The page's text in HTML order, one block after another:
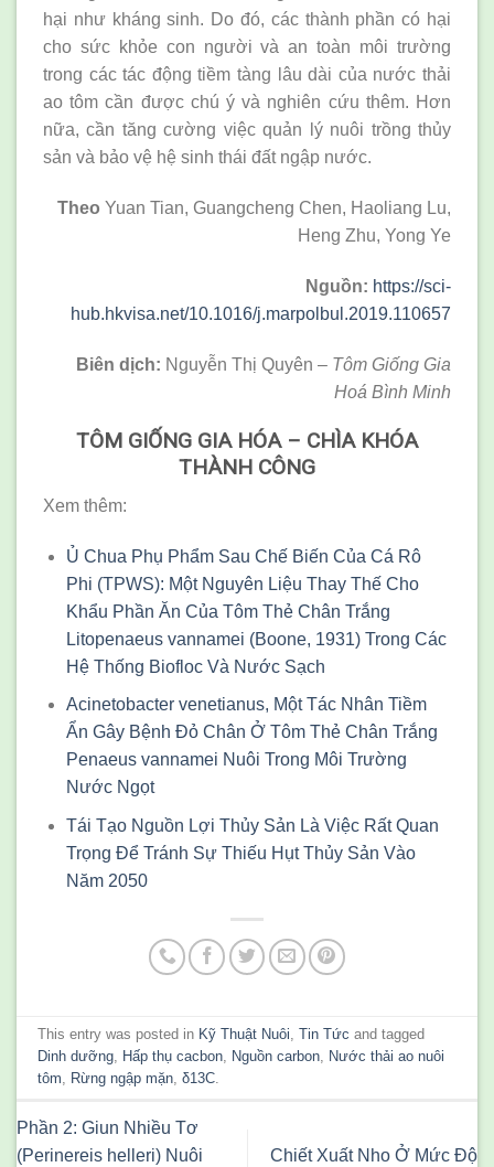
hại như kháng sinh. Do đó, các thành phần có hại
cho sức khỏe con người và an toàn môi trường
trong các tác động tiềm tàng lâu dài của nước thải
ao tôm cần được chú ý và nghiên cứu thêm. Hơn
nữa, cần tăng cường việc quản lý nuôi trồng thủy
sản và bảo vệ hệ sinh thái đất ngập nước.
Theo Yuan Tian, Guangcheng Chen, Haoliang Lu,
Heng Zhu, Yong Ye
Nguồn: https://sci-
hub.hkvisa.net/10.1016/j.marpolbul.2019.110657
Biên dịch: Nguyễn Thị Quyên – Tôm Giống Gia
Hoá Bình Minh
TÔM GIỐNG GIA HÓA – CHÌA KHÓA
THÀNH CÔNG
Xem thêm:
Ủ Chua Phụ Phẩm Sau Chế Biến Của Cá Rô
Phi (TPWS): Một Nguyên Liệu Thay Thế Cho
Khẩu Phần Ăn Của Tôm Thẻ Chân Trắng
Litopenaeus vannamei (Boone, 1931) Trong Các
Hệ Thống Biofloc Và Nước Sạch
Acinetobacter venetianus, Một Tác Nhân Tiềm
Ẩn Gây Bệnh Đỏ Chân Ở Tôm Thẻ Chân Trắng
Penaeus vannamei Nuôi Trong Môi Trường
Nước Ngọt
Tái Tạo Nguồn Lợi Thủy Sản Là Việc Rất Quan
Trọng Để Tránh Sự Thiếu Hụt Thủy Sản Vào
Năm 2050
This entry was posted in Kỹ Thuật Nuôi,Tin Tức and tagged
Dinh dưỡng, Hấp thụ cacbon, Nguồn carbon, Nước thải ao nuôi
tôm, Rừng ngập mặn,δ13C.
Phần 2: Giun Nhiều Tơ
(Perinereis helleri) Nuôi
Chiết Xuất Nho Ở Mức Độ